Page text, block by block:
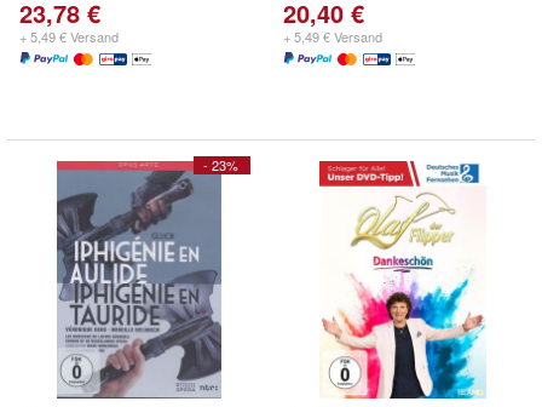
23,78 €
+ 5,49 € Versand
20,40 €
+ 5,49 € Versand
- 23%